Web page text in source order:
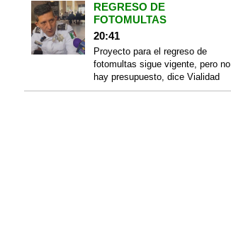
REGRESO DE
FOTOMULTAS
20:41
Proyecto para el regreso de
fotomultas sigue vigente, pero no
hay presupuesto, dice Vialidad